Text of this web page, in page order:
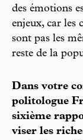
des émotions
enjeux, car les
sont pas les
reste de la
Dans votre
politologue
sixième
viser les